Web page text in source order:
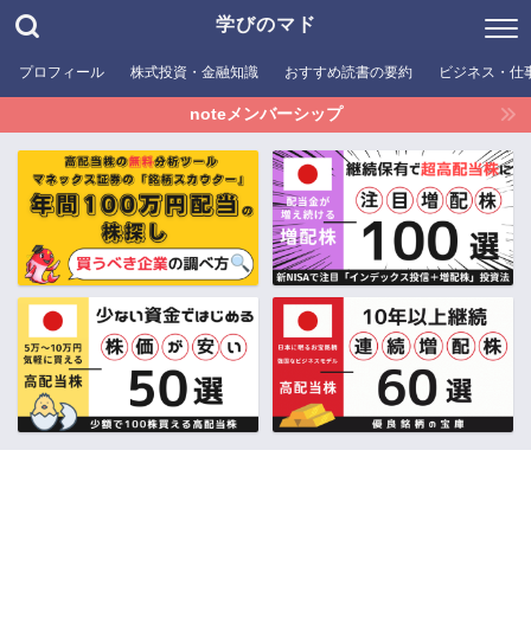
学びのマド
プロフィール 株式投資・金融知識 おすすめ読書の要約 ビジネス・仕
noteメンバーシップ